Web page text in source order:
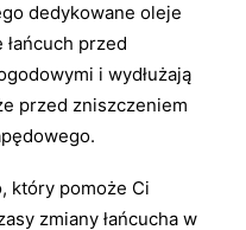
dedykowane oleje
przed
i wydłużają
przed zniszczeniem
który pomoże Ci
zmiany łańcucha w